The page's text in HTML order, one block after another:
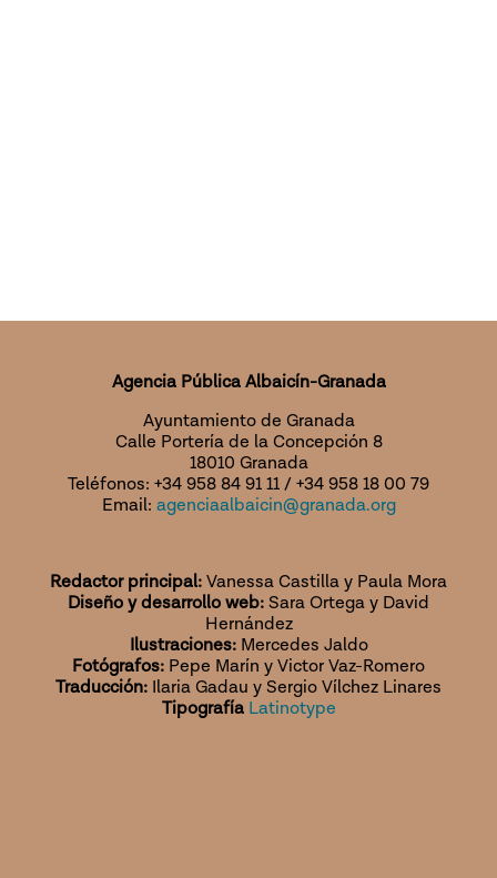
Agencia Pública Albaicín-Granada
Ayuntamiento de Granada
Calle Portería de la Concepción 8
18010 Granada
Teléfonos: +34 958 84 91 11 / +34 958 18 00 79
Email: agenciaalbaicin@granada.org
Redactor principal:Vanessa Castilla y Paula Mora
Diseño y desarrollo web:Sara Ortega y David
Hernández
Ilustraciones:Mercedes Jaldo
Fotógrafos: Pepe Marín y Victor Vaz-Romero
Traducción: Ilaria Gadau y Sergio Vílchez Linares
Tipografía Latinotype